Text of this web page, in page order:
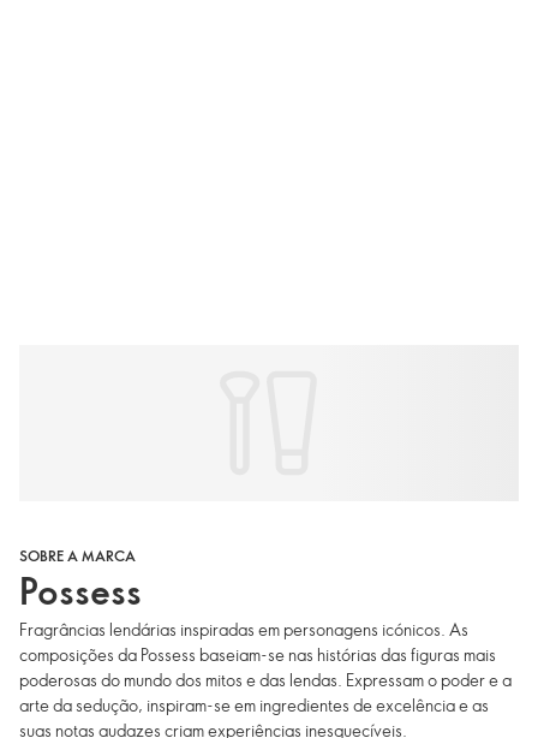
SOBRE A MARCA
Possess
Fragrâncias lendárias inspiradas em personagens icónicos. As
composições da Possess baseiam-se nas histórias das figuras mais
poderosas do mundo dos mitos e das lendas. Expressam o poder e a
arte da sedução, inspiram-se em ingredientes de excelência e as
suas notas audazes criam experiências inesquecíveis.